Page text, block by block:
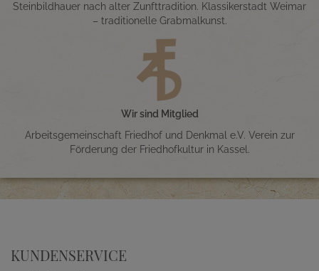
Steinbildhauer nach alter Zunfttradition. Klassikerstadt Weimar
– traditionelle Grabmalkunst.
Wir sind Mitglied
Arbeitsgemeinschaft Friedhof und Denkmal e.V. Verein zur
Förderung der Friedhofkultur in Kassel.
KUNDENSERVICE